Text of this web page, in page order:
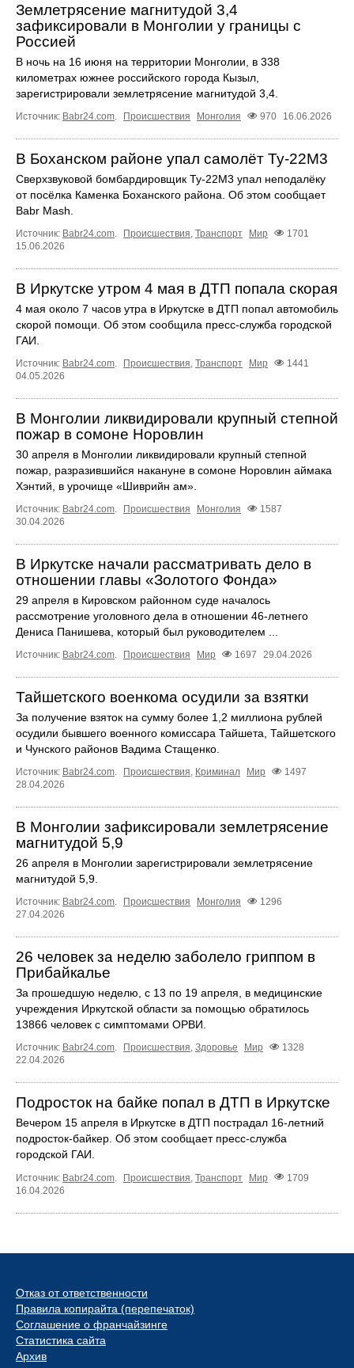
Землетрясение магнитудой 3,4
зафиксировали в Монголии у границы с
Россией
В ночь на 16 июня на территории Монголии, в 338
километрах южнее российского города Кызыл,
зарегистрировали землетрясение магнитудой 3,4.
Источник: Babr24.com Происшествия Монголия 970 16.06.2026
В Боханском районе упал самолёт Ту‑22М3
Сверхзвуковой бомбардировщик Ту‑22М3 упал неподалёку
от посёлка Каменка Боханского района. Об этом сообщает
Babr Mash.
Источник: Babr24.com Происшествия Транспорт Мир
1701
15.06.2026
В Иркутске утром 4 мая в ДТП попала скорая
4 мая около 7 часов утра в Иркутске в ДТП попал автомобиль
скорой помощи. Об этом сообщила пресс-служба городской
ГАИ.
Источник: Babr24.com. Происшествия, Транспорт Мир
1441
04.05.2026
В Монголии ликвидировали крупный степной
пожар в сомоне Норовлин
30 апреля в Монголии ликвидировали крупный степной
пожар, разразившийся накануне в сомоне Норовлин аймака
Хэнтий, в урочище «Шиврийн ам».
Источник: Babr24.com. Происшествия Монголия
1587
30.04.2026
В Иркутске начали рассматривать дело в
отношении главы «Золотого Фонда»
29 апреля в Кировском районном суде началось
рассмотрение уголовного дела в отношении 46‑летнего
Дениса Панишева, который был руководителем ...
Источник: Babr24.com. Происшествия Мир 1697 29.04.2026
Тайшетского военкома осудили за взятки
За получение взяток на сумму более 1,2 миллиона рублей
осудили бывшего военного комиссара Тайшета, Тайшетского
и Чунского районов Вадима Стащенко.
Источник: Babr24.com. Происшествия, Криминал Мир
1497
28.04.2026
В Монголии зафиксировали землетрясение
магнитудой 5,9
26 апреля в Монголии зарегистрировали землетрясение
магнитудой 5,9.
Источник: Babr24.com. Происшествия Монголия
1296
27.04.2026
26 человек за неделю заболело гриппом в
Прибайкалье
За прошедшую неделю, с 13 по 19 апреля, в медицинские
учреждения Иркутской области за помощью обратилось
13866 человек с симптомами ОРВИ.
Источник: Babr24.com. Происшествия, Здоровье Мир
1328
22.04.2026
Подросток на байке попал в ДТП в Иркутске
Вечером 15 апреля в Иркутске в ДТП пострадал 16‑летний
подросток‑байкер. Об этом сообщает пресс‑служба
городской ГАИ.
Источник: Babr24.com Происшествия Транспорт Мир
1709
16.04.2026
Отказ от ответственности
Правила копирайта (перепечаток)
Соглашение о франчайзинге
Статистика сайта
Архив